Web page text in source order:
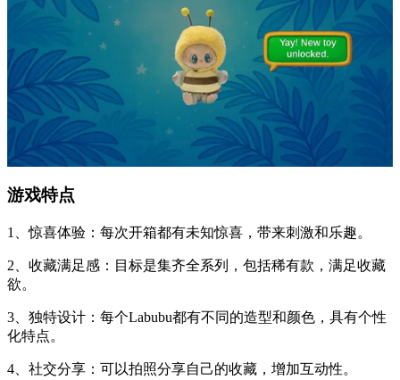
游戏特点
1、惊喜体验：每次开箱都有未知惊喜，带来刺激和乐趣。
2、收藏满足感：目标是集齐全系列，包括稀有款，满足收藏
欲。
3、独特设计：每个Labubu都有不同的造型和颜色，具有个性
化特点。
4、社交分享：可以拍照分享自己的收藏，增加互动性。